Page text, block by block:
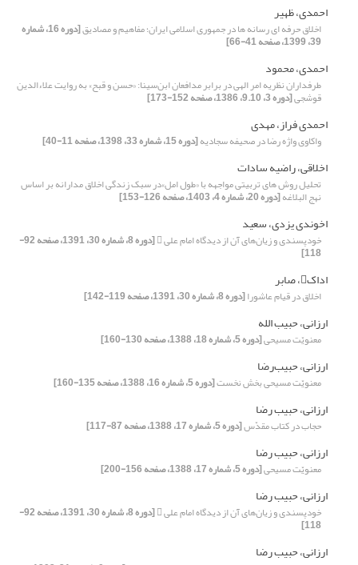
احمدی، ظهیر
اخلاق حرفه‏ ای رسانه‏ ها در جمهوری اسلامی ایران؛ مفاهیم و مصادیق [دوره 16، شماره
39، 1399، صفحه 41-66]
احمدی، محمود
طرفداران نظریه امر الهی در برابر مدافعان ابن‌سینا: «حسن و قبح» به روایت علاءالدین
قوشجی[دوره 3، 9.10، 1386، صفحه 152-173]
احمدی فراز، مهدی
واکاوی واژه رضا در صحیفه سجادیه[دوره 15، شماره 33، 1398، صفحه 11-40]
اخلاقی، راضیه سادات
تحلیل روش های تربیتی مواجهه با «طول امل»در سبک زندگی اخلاق مدارانه بر اساس
نهج البلاغه[دوره 20، شماره 4، 1403، صفحه 126-153]
اخوندی یزدی، سعید
خودپسندی و زیان‌های آن از دیدگاه امام علی  [دوره 8، شماره 30، 1391، صفحه 92-
118]
اداک، صابر
اخلاق در قیام عاشورا[دوره 8، شماره 30، 1391، صفحه 119-142]
ارزانی، حبیب الله
معنویّت مسیحی[دوره 5، شماره 18، 1388، صفحه 130-160]
ارزانی، حبیب‌رضا
معنویّت مسیحی بخش نخست[دوره 5، شماره 16، 1388، صفحه 135-160]
ارزانی، حبیب رضا
حجاب در کتاب مقدّس[دوره 5، شماره 17، 1388، صفحه 87-117]
ارزانی، حبیب رضا
معنویّت مسیحی[دوره 5، شماره 17، 1388، صفحه 156-200]
ارزانی، حبیب رضا
خودپسندی و زیان‌های آن از دیدگاه امام علی  [دوره 8، شماره 30، 1391، صفحه 92-
118]
ارزانی، حبیب رضا